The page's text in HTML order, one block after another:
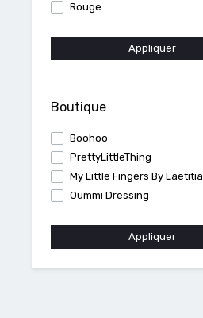
Rouge
Appliquer
Boutique
Boohoo
PrettyLittleThing
My Little Fingers By Laetitia
Oummi Dressing
Appliquer